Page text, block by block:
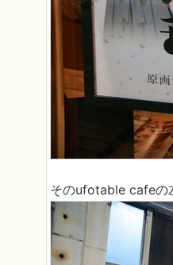
そのufotable cafeの